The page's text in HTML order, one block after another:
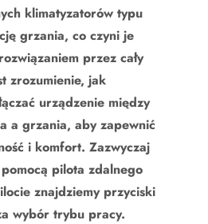
klimatyzatorów typu
grzania, co czyni je
przez cały
zrozumienie, jak
urządzenie między
a grzania, aby zapewnić
i komfort. Zazwyczaj
pilota zdalnego
znajdziemy przyciski
wybór trybu pracy.